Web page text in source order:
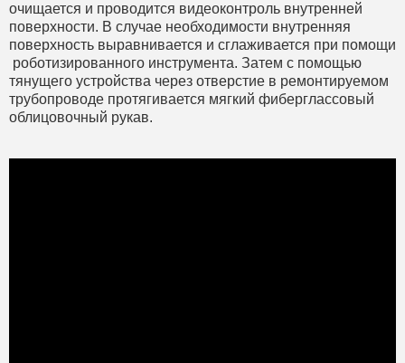
очищается и проводится видеоконтроль внутренней
поверхности. В случае необходимости внутренняя
поверхность выравнивается и сглаживается при помощи
роботизированного инструмента. Затем с помощью
тянущего устройства через отверстие в ремонтируемом
трубопроводе протягивается мягкий фиберглассовый
облицовочный рукав.